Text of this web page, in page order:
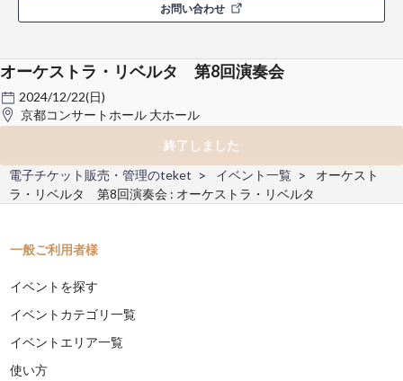
お問い合わせ
オーケストラ・リベルタ 第8回演奏会
2024/12/22(日)
京都コンサートホール 大ホール
終了しました
電子チケット販売・管理のteket
イベント一覧
オーケスト
ラ・リベルタ 第8回演奏会 : オーケストラ・リベルタ
一般ご利用者様
イベントを探す
イベントカテゴリ一覧
イベントエリア一覧
使い方